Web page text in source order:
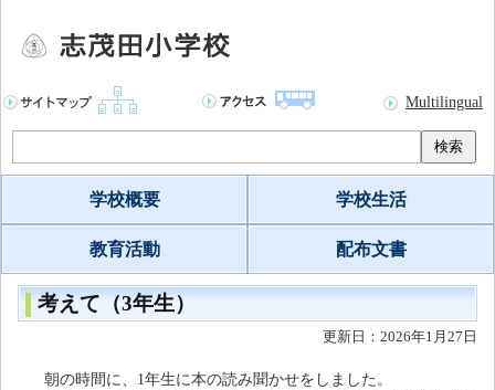
Multilingual
検索
学校概要 学校生活
教育活動 配布文書
考えて（3年生）
更新日：2026年1月27日
朝の時間に、1年生に本の読み聞かせをしました。